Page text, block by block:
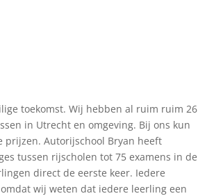
toekomst. Wij hebben al ruim ruim 26
in Utrecht en omgeving. Bij ons kun
prijzen. Autorijschool Bryan heeft
tussen rijscholen tot 75 examens in de
direct de eerste keer. Iedere
wij weten dat iedere leerling een